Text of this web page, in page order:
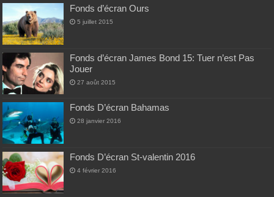
Fonds d’écran Ours
5 juillet 2015
Fonds d’écran James Bond 15: Tuer n’est Pas
Jouer
27 août 2015
Fonds D’écran Bahamas
28 janvier 2016
Fonds D’écran St-valentin 2016
4 février 2016